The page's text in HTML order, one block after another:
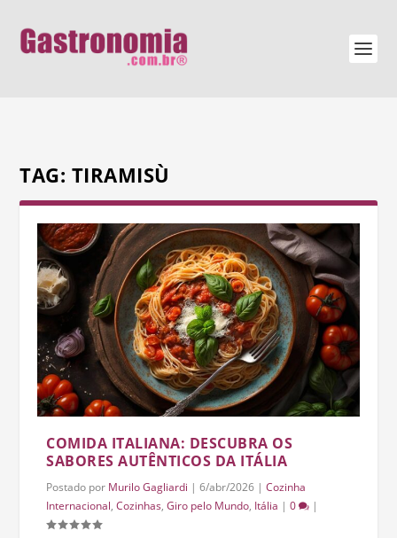
TAG: TIRAMISÙ
COMIDA ITALIANA: DESCUBRA OS
SABORES AUTÊNTICOS DA ITÁLIA
Postado por Murilo Gagliardi |6/abr/2026 |Cozinha
Internacional,Cozinhas,Giro pelo Mundo, Itália |0 |